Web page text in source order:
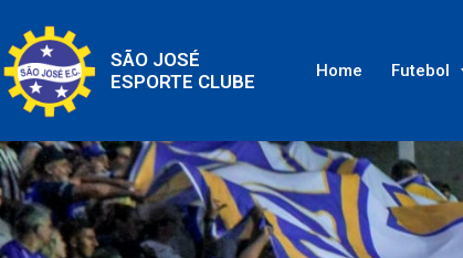
SÃO JOSÉ
ESPORTE CLUBE
Home Futebol